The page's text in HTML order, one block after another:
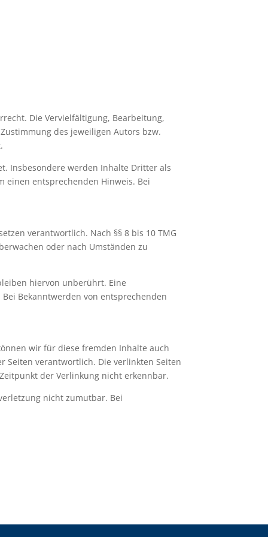
Die Vervielfältigung, Bearbeitung,
des jeweiligen Autors bzw.
Insbesondere werden Inhalte Dritter als
einen entsprechenden Hinweis. Bei
verantwortlich. Nach §§ 8 bis 10 TMG
oder nach Umständen zu
hiervon unberührt. Eine
Bekanntwerden von entsprechenden
wir für diese fremden Inhalte auch
Seiten verantwortlich. Die verlinkten Seiten
der Verlinkung nicht erkennbar.
nicht zumutbar. Bei